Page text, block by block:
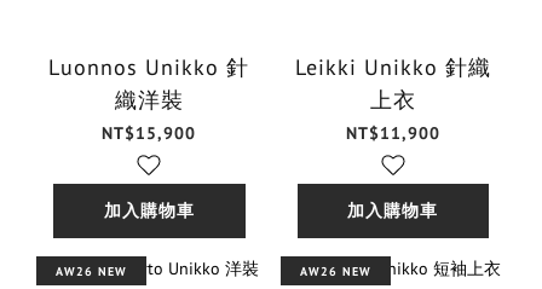
Luonnos Unikko 針
織洋裝
NT$15,900
加入購物車
Leikki Unikko 針織
上衣
NT$11,900
加入購物車
AW26 NEW AW26 NEW